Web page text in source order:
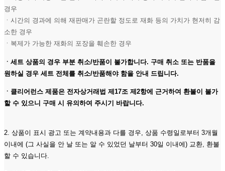
경우
ㆍ시간의 경과에 의해 재판매가 곤란할 정도로 재화 등의 가치가 현저히 감
소한 경우
ㆍ복제가 가능한 재화의 포장을 훼손한 경우
ㆍ세트 상품의 경우 부분 취소/반품이 불가합니다. 구매 취소 또는 반품을
원하실 경우 세트 전체를 취소/반품해야 함을 안내 드립니다.
ㆍ클리어런스 제품은 전자상거래법 제17조 제2항에 근거하여 환불이 불가
할 수 있으니 구매 시 유의하여 주시기 바랍니다.
2. 상품이 표시 광고 또는 계약내용과 다를 경우, 상품 수령일로부터 3개월
이내에 (그 사실을 안 날 또는 알 수 있었던 날부터 30일 이내에) 교환, 환불
할 수 있습니다.